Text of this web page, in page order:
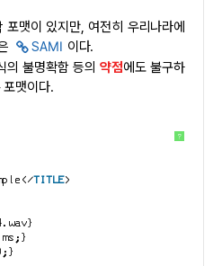
SAMI 이다.
의 불명확함 등의약점에도 불구하
맷이다.
?
TITLE>